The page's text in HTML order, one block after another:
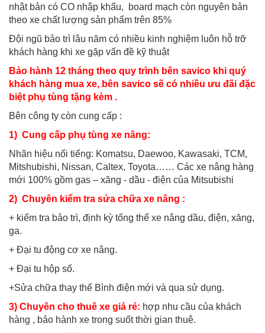
nhật bản có CO nhập khẩu, board mạch còn nguyên bản
theo xe chất lượng sản phẩm trên 85%
Đội ngũ bảo trì lâu năm có nhiều kinh nghiệm luôn hỗ trỡ
khách hàng khi xe gặp vấn đề kỹ thuật
Bảo hành 12 tháng theo quy trình bên savico khi quý
khách hàng mua xe, bên savico sẽ có nhiều ưu đãi đặc
biệt phụ tùng tặng kèm .
Bên công ty còn cung cấp :
1) Cung cấp phụ tùng xe nâng:
Nhãn hiệu nổi tiếng: Komatsu, Daewoo, Kawasaki, TCM,
Mitshubishi, Nissan, Caltex, Toyota…… Các xe nâng hàng
mới 100% gồm gas – xăng - dầu - điện của Mitsubishi
2) Chuyên kiểm tra sửa chữa xe nâng :
+ kiểm tra bảo trì, định kỳ tổng thể xe nâng dầu, điện, xăng,
ga.
+ Đại tu động cơ xe nâng.
+ Đại tu hộp số.
+Sửa chữa thay thế Bình điện mới và qua sử dụng.
3) Chuyên cho thuê xe giá rẻ: hợp nhu cầu của khách
hàng , bảo hành xe trong suốt thời gian thuê.